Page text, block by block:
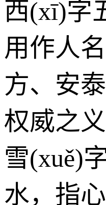
西(xī)字
用作人
方、安
权威之义
雪(xuě)
水，指